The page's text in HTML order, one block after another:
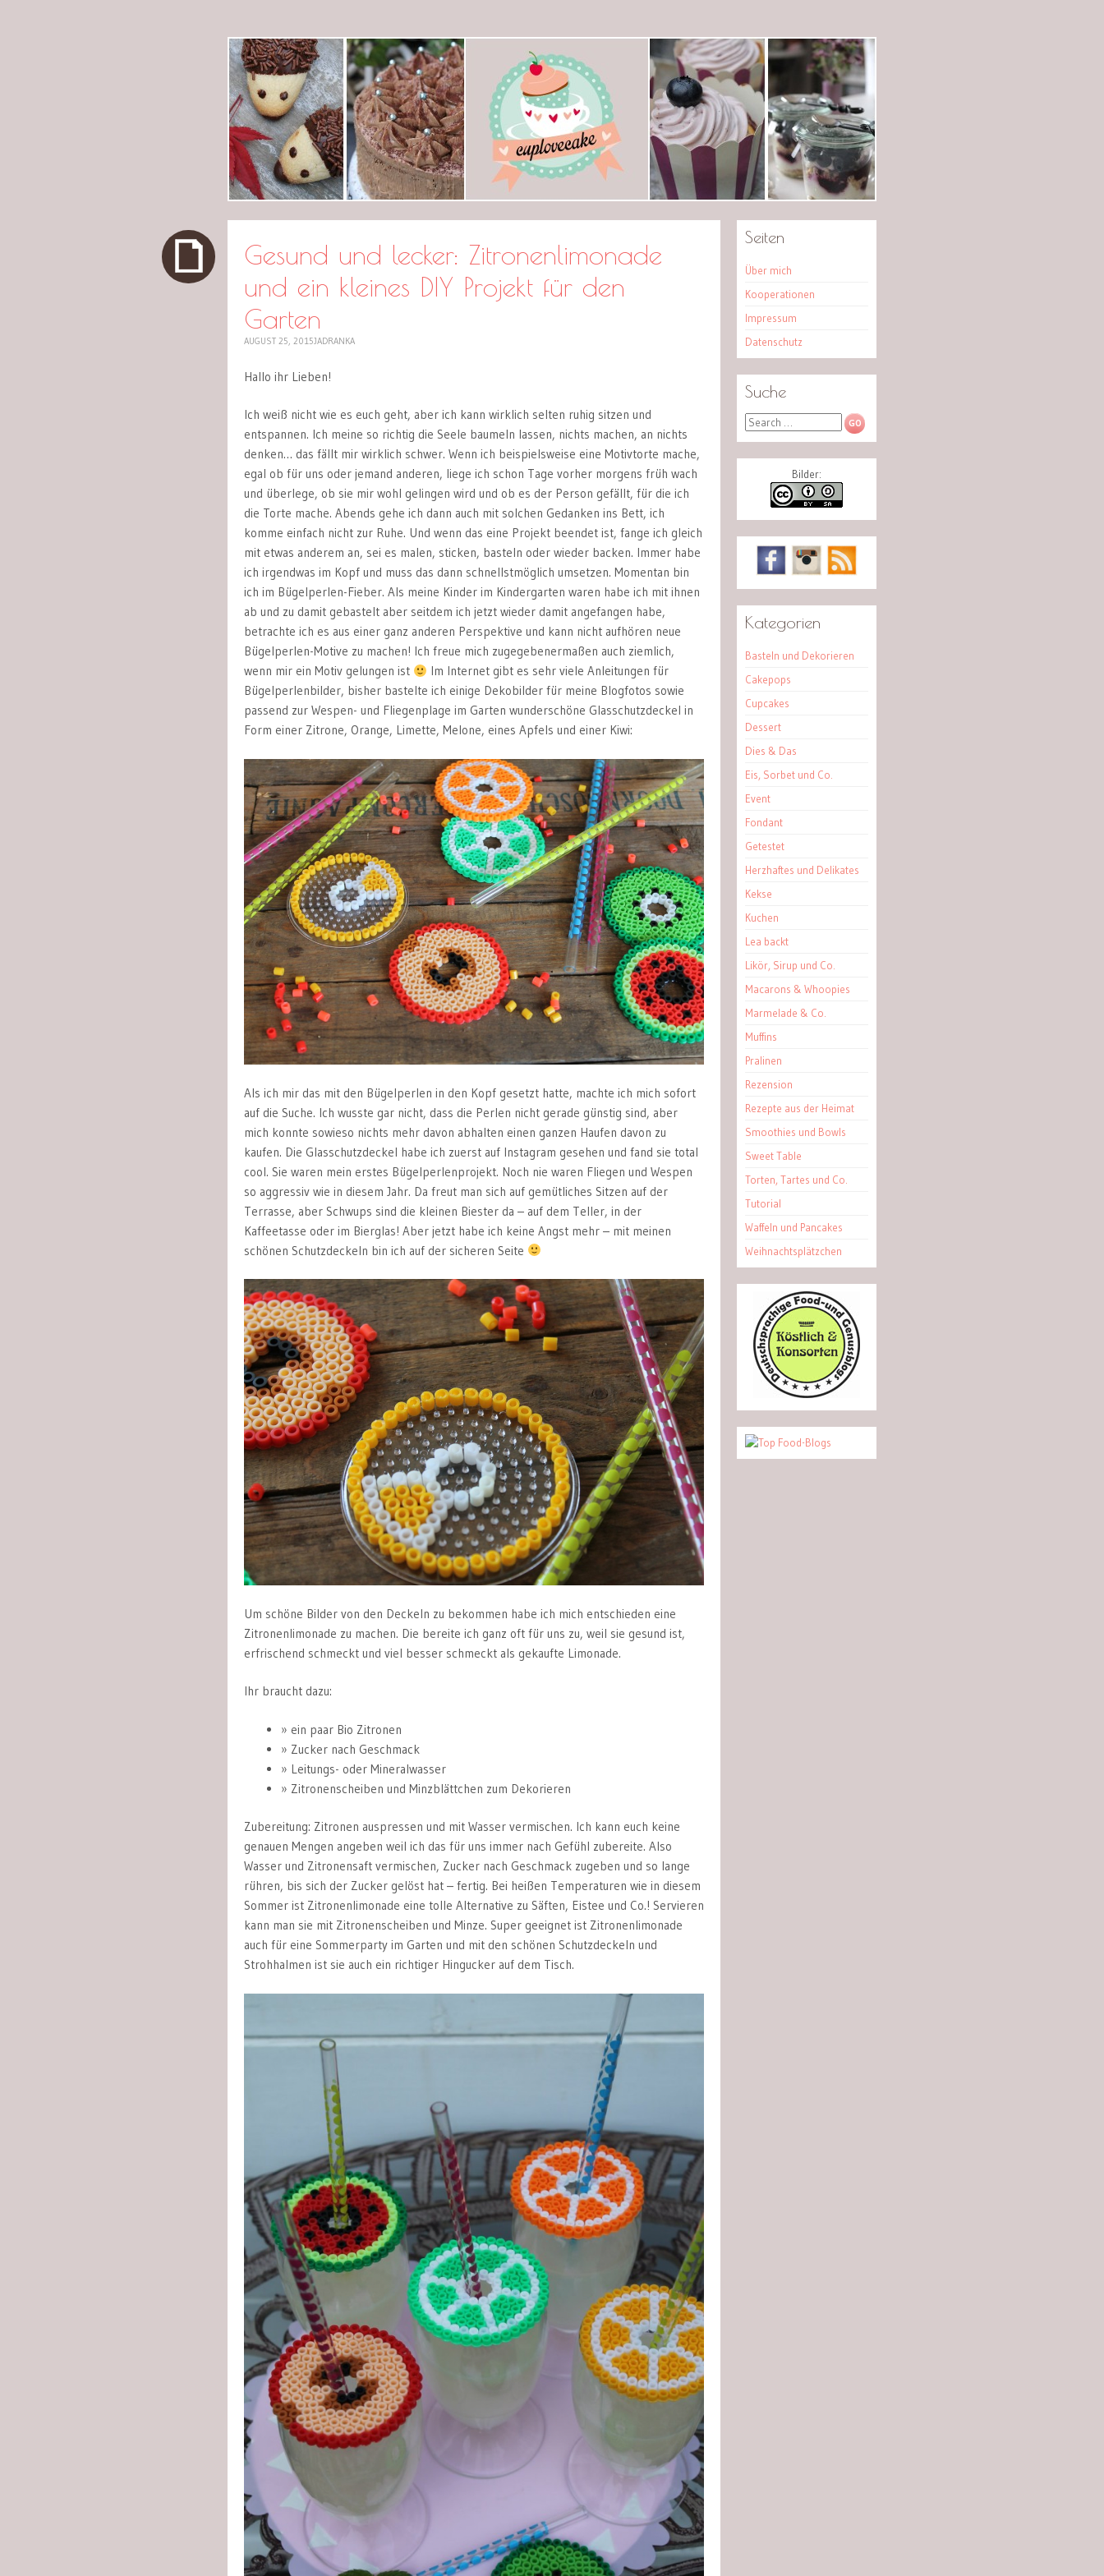
cuplovecake
Gesund und lecker: Zitronenlimonade
und ein kleines DIY Projekt für den
Garten
AUGUST 25, 2015JADRANKA
Hallo ihr Lieben!
Ich weiß nicht wie es euch geht, aber ich kann wirklich selten ruhig sitzen und
entspannen. Ich meine so richtig die Seele baumeln lassen, nichts machen, an nichts
denken… das fällt mir wirklich schwer. Wenn ich beispielsweise eine Motivtorte mache,
egal ob für uns oder jemand anderen, liege ich schon Tage vorher morgens früh wach
und überlege, ob sie mir wohl gelingen wird und ob es der Person gefällt, für die ich
die Torte mache. Abends gehe ich dann auch mit solchen Gedanken ins Bett, ich
komme einfach nicht zur Ruhe. Und wenn das eine Projekt beendet ist, fange ich gleich
mit etwas anderem an, sei es malen, sticken, basteln oder wieder backen. Immer habe
ich irgendwas im Kopf und muss das dann schnellstmöglich umsetzen. Momentan bin
ich im Bügelperlen-Fieber. Als meine Kinder im Kindergarten waren habe ich mit ihnen
ab und zu damit gebastelt aber seitdem ich jetzt wieder damit angefangen habe,
betrachte ich es aus einer ganz anderen Perspektive und kann nicht aufhören neue
Bügelperlen-Motive zu machen! Ich freue mich zugegebenermaßen auch ziemlich,
wenn mir ein Motiv gelungen ist
Im Internet gibt es sehr viele Anleitungen für
Bügelperlenbilder, bisher bastelte ich einige Dekobilder für meine Blogfotos sowie
passend zur Wespen- und Fliegenplage im Garten wunderschöne Glasschutzdeckel in
Form einer Zitrone, Orange, Limette, Melone, eines Apfels und einer Kiwi:
Als ich mir das mit den Bügelperlen in den Kopf gesetzt hatte, machte ich mich sofort
auf die Suche. Ich wusste gar nicht, dass die Perlen nicht gerade günstig sind, aber
mich konnte sowieso nichts mehr davon abhalten einen ganzen Haufen davon zu
kaufen. Die Glasschutzdeckel habe ich zuerst auf Instagram gesehen und fand sie total
cool. Sie waren mein erstes Bügelperlenprojekt. Noch nie waren Fliegen und Wespen
so aggressiv wie in diesem Jahr. Da freut man sich auf gemütliches Sitzen auf der
Terrasse, aber Schwups sind die kleinen Biester da – auf dem Teller, in der
Kaffeetasse oder im Bierglas! Aber jetzt habe ich keine Angst mehr – mit meinen
schönen Schutzdeckeln bin ich auf der sicheren Seite
Um schöne Bilder von den Deckeln zu bekommen habe ich mich entschieden eine
Zitronenlimonade zu machen. Die bereite ich ganz oft für uns zu, weil sie gesund ist,
erfrischend schmeckt und viel besser schmeckt als gekaufte Limonade.
Ihr braucht dazu:
ein paar Bio Zitronen
Zucker nach Geschmack
Leitungs- oder Mineralwasser
Zitronenscheiben und Minzblättchen zum Dekorieren
Zubereitung: Zitronen auspressen und mit Wasser vermischen. Ich kann euch keine
genauen Mengen angeben weil ich das für uns immer nach Gefühl zubereite. Also
Wasser und Zitronensaft vermischen, Zucker nach Geschmack zugeben und so lange
rühren, bis sich der Zucker gelöst hat – fertig. Bei heißen Temperaturen wie in diesem
Sommer ist Zitronenlimonade eine tolle Alternative zu Säften, Eistee und Co.! Servieren
kann man sie mit Zitronenscheiben und Minze. Super geeignet ist Zitronenlimonade
auch für eine Sommerparty im Garten und mit den schönen Schutzdeckeln und
Strohhalmen ist sie auch ein richtiger Hingucker auf dem Tisch.
Seiten
Über mich
Kooperationen
Impressum
Datenschutz
Suche
Search
Bilder:
Kategorien
Basteln und Dekorieren
Cakepops
Cupcakes
Dessert
Dies & Das
Eis, Sorbet und Co.
Event
Fondant
Getestet
Herzhaftes und Delikates
Kekse
Kuchen
Lea backt
Likör, Sirup und Co.
Macarons & Whoopies
Marmelade & Co.
Muffins
Pralinen
Rezension
Rezepte aus der Heimat
Smoothies und Bowls
Sweet Table
Torten, Tartes und Co.
Tutorial
Waffeln und Pancakes
Weihnachtsplätzchen